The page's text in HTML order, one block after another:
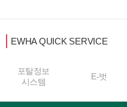
EWHA QUICK SERVICE
포탈정보
시스템
E-벗